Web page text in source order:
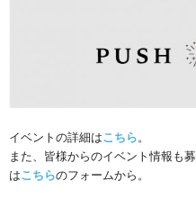
イベントの詳細はこちら。
また、皆様からのイベント情報も
はこちらのフォームから。